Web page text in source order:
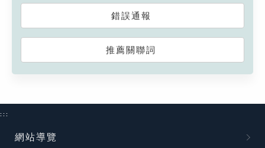
錯誤通報
推薦關聯詞
:::
網站導覽